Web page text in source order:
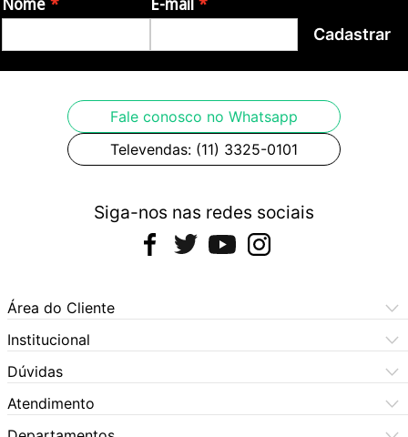
Nome E-mail
Cadastrar
Fale conosco no Whatsapp
Televendas: (11) 3325-0101
Siga-nos nas redes sociais
Área do Cliente
Meus Pedidos
Meus Dados
Institucional
Central de Atendimento
Dúvidas Frequentes
Formas de Pagamento
Dúvidas
Como Comprar
Dúvidas Frequentes
Atendimento
(11) 3060-6100